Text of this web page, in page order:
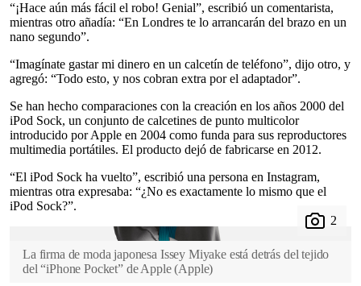
“¡Hace aún más fácil el robo! Genial”, escribió un comentarista,
mientras otro añadía: “En Londres te lo arrancarán del brazo en un
nano segundo”.
“Imagínate gastar mi dinero en un calcetín de teléfono”, dijo otro, y
agregó: “Todo esto, y nos cobran extra por el adaptador”.
Se han hecho comparaciones con la creación en los años 2000 del
iPod Sock, un conjunto de calcetines de punto multicolor
introducido por Apple en 2004 como funda para sus reproductores
multimedia portátiles. El producto dejó de fabricarse en 2012.
“El iPod Sock ha vuelto”, escribió una persona en Instagram,
mientras otra expresaba: “¿No es exactamente lo mismo que el
iPod Sock?”.
La firma de moda japonesa Issey Miyake está detrás del tejido
del “iPhone Pocket” de Apple (Apple)